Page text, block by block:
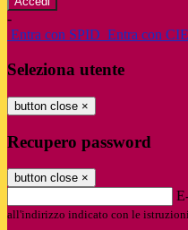
-
Entra con SPID Entra con CIE
Seleziona utente
button close ×
Recupero password
button close ×
all'indirizzo indicato con le istruzioni